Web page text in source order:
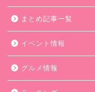
まとめ記事一覧
イベント情報
グルメ情報